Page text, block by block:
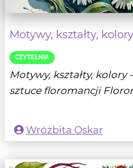
Motywy, kształty, kolory
CZYTELNIA
Motywy, kształty, kolory
sztuce floromancji
Wróżbita Oskar